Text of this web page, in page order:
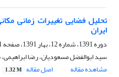
تحلیل فضایی تغییرات زمانی
ایران
دوره 1391، شماره 12، بهار 1391، صفحه
سید ابوالفضل مسعودیان، رضا
مشاهده مقاله
اصل مقاله 1.32 M